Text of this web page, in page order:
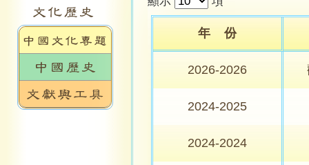
年 份
2026-2026
2024-2025
2024-2024